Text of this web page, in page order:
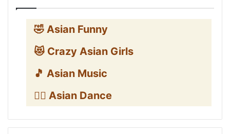
🤣 Asian Funny
😻 Crazy Asian Girls
🎵 Asian Music
👯‍♀️ Asian Dance